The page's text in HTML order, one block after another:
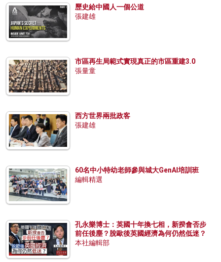
歷史給中國人一個公道
張建雄
市區再生局範式實現真正的市區重建3.0
張量童
西方世界兩批政客
張建雄
60名中小特幼老師參與城大GenAI培訓班
編輯精選
孔永樂博士：英國十年換七相，新揆會否步
前任後塵？脫歐後英國經濟為何仍然低迷？
本社編輯部